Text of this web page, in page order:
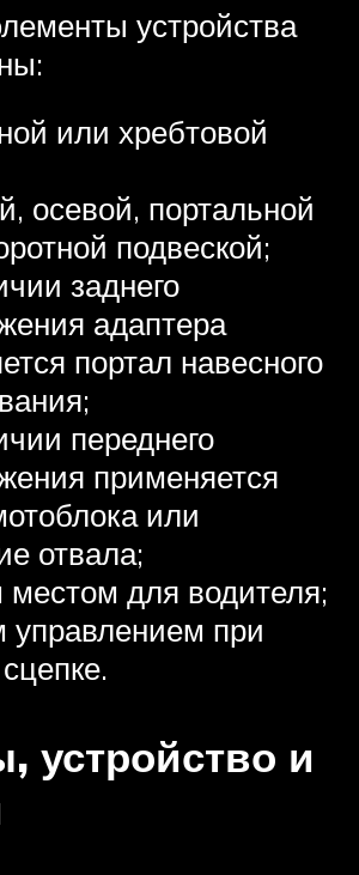
устройства
или хребтовой
осевой, портальной
подвеской;
заднего
адаптера
портал навесного
переднего
применяется
или
отвала;
местом для водителя;
управлением при
устройство и